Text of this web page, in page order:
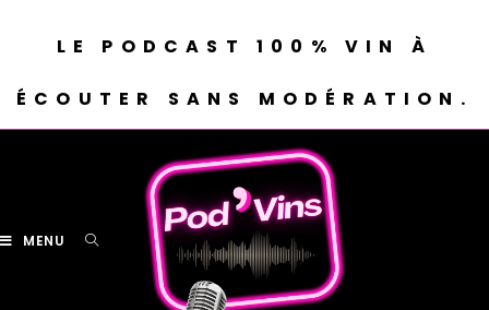
LE PODCAST 100% VIN À
ÉCOUTER SANS MODÉRATION.
MENU